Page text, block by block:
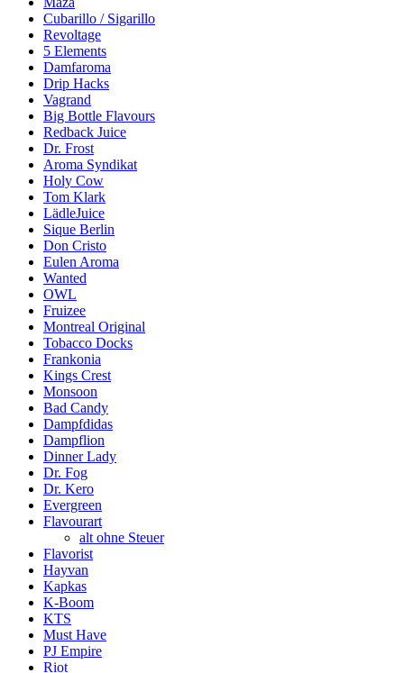
Cubarillo / Sigarillo
Revoltage
5 Elements
Damfaroma
Drip Hacks
Vagrand
Big Bottle Flavours
Redback Juice
Dr. Frost
Aroma Syndikat
Holy Cow
Tom Klark
LädleJuice
Sique Berlin
Don Cristo
Eulen Aroma
Wanted
OWL
Fruizee
Montreal Original
Tobacco Docks
Frankonia
Kings Crest
Monsoon
Bad Candy
Dampfdidas
Dampflion
Dinner Lady
Dr. Fog
Dr. Kero
Evergreen
Flavourart
alt ohne Steuer
Flavorist
Hayvan
Kapkas
K-Boom
KTS
Must Have
PJ Empire
Riot